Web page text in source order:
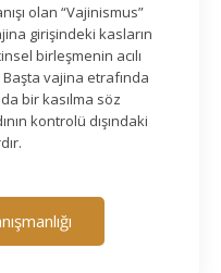
olan “Vajinismus”
girişindeki kasların
birleşmenin acılı
Başta vajina etrafında
bir kasılma söz
kontrolü dışındaki